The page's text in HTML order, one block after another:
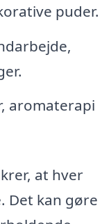
puder.
aromaterapi
at hver
Det kan gøre